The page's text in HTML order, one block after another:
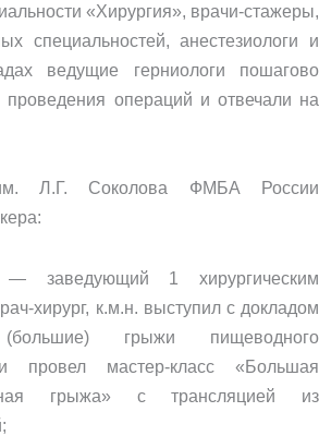
«Хирургия», врачи-стажеры,
специальностей, анестезиологи и
ведущие герниологи пошагово
проведения операций и отвечали на
Л.Г. Соколова ФМБА России
— заведующий 1 хирургическим
хирург, к.м.н. выступил с докладом
грыжи пищеводного
провел мастер-класс «Большая
грыжа» с трансляцией из